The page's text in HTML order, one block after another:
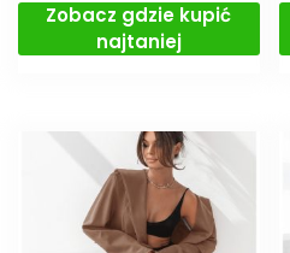
Zobacz gdzie kupić
najtaniej